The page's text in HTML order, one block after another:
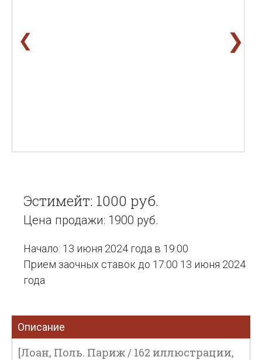
❮ ❯
Эстимейт: 1000 руб.
Цена продажи: 1900 руб.
Начало: 13 июня 2024 года в 19:00
Прием заочных ставок до 17:00 13 июня 2024
года
Описание
[Лоан, Поль. Париж / 162 иллюстрации,